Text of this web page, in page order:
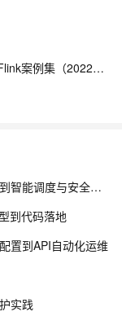
【藏经阁一起读（27）】本周推荐《Apache Flink案例集（2022版）》，你有哪些心得？
阿里云云解析DNS完全使用指南：从基础配置到智能调度与安全防护
到代码落地
置到API自动化运维
实践